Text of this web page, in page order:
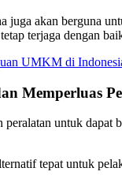
juga akan berguna
terjaga dengan
UMKM di
Memperluas
untuk
tepat untuk